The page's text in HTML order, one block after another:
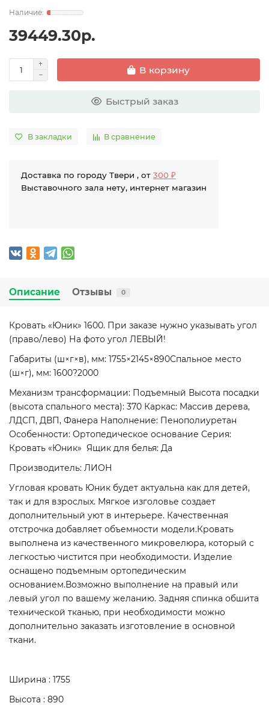
39449.30р.
В корзину
Быстрый заказ
В закладки В сравнение
Доставка по городу Твери , от 300 ₽
Выставочного зала нету, интернет магазин
Описание Отзывы 0
Кровать «Юник» 1600. При заказе нужно указывать угол
(право/лево) На фото угол ЛЕВЫЙ!
Габариты (ш×г×в), мм: 1755×2145×890Спальное место
(ш×г), мм: 1600?2000
Механизм трансформации: Подъемный Высота посадки
(высота спального места): 370 Каркас: Массив дерева,
ЛДСП, ДВП, Фанера Наполнение: Пенополиуретан
Особенности: Ортопедическое основание Серия:
Кровать «Юник» Ящик для белья: Да
Производитель: ЛИОН
Угловая кровать Юник будет актуальна как для детей,
так и для взрослых. Мягкое изголовье создает
дополнительный уют в интерьере. Качественная
отстрочка добавляет объемности модели.Кровать
выполнена из качественного микровелюра, который с
легкостью чистится при необходимости. Изделие
оснащено подъемным ортопедическим
основанием.Возможно выполнение на правый или
левый угол по вашему желанию. Задняя спинка обшита
технической тканью, при необходимости можно
дополнительно заказать изготовление в основной
ткани.
Ширина : 1755
Высота : 890